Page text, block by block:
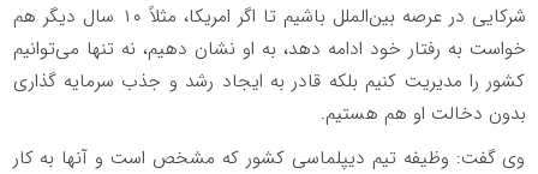
شرکایی در عرصه بین‌الملل باشیم تا اگر امریکا، مثلاً ۱۰ سال دیگر هم
خواست به رفتار خود ادامه دهد، به او نشان دهیم، نه تنها می‌توانیم
کشور را مدیریت کنیم بلکه قادر به ایجاد رشد و جذب سرمایه گذاری
بدون دخالت او هم هستیم.
وی گفت: وظیفه تیم دیپلماسی کشور که مشخص است و آنها به کار